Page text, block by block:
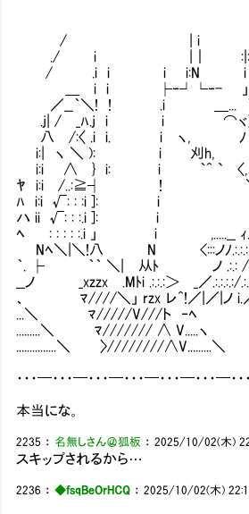
/ | i
./ i |｜ :|: |
/ .i i i i:N i !
＿ i i ├‐┘└‐-
／__｀＼! ! .i ＿... ｀
.j| / _ﾊ.j i i ⌒ヾ>
八 /:〈 .i i. i ヽ, ﾉ /
i:| ヽ ＼ ): i 刈h, .:.:.:.:.:i i
i:i ∧ } i: i ｀^ ` 〈,、
ﾔ i:i /..:≧┤ ! ＼.:.:.: i i メ
ﾊ i:i √: : :i ]: i
ハ ii √: : :.i ]: i .ｲ
ﾍ : : : : :.i 」 i ,.....__ ｨ
Nﾍ＼|＼!八 N <:::ノﾉ
｀. ├ ｀｀ ＼| 从ﾄ ノ .:.: /
__ノ _xzzx .Mﾄi .:.:.:＞ _／.:.:.:.:/
、 ﾏ////＼」 rzx レ^!／|／|ノ i.
...＼ ﾏ/////V///ト ‐ﾍ
.........＼ ﾏ/////// ∧ V.....ヽ
...............＼ 〉////////∧V.........＼
・・・━・・・━・・・━・・・━・・・━・・・━
本当にな。
2235 ： 名無しさん＠狐板 ：2025/10/02(木)
スキップされるから…
2236 ：◆fsqBeOrHCQ ：2025/10/02(木)